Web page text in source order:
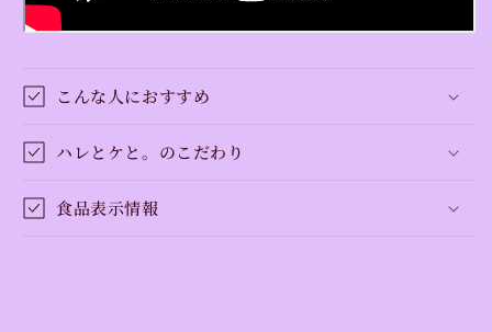
こんな人におすすめ
ハレとケと。のこだわり
食品表示情報